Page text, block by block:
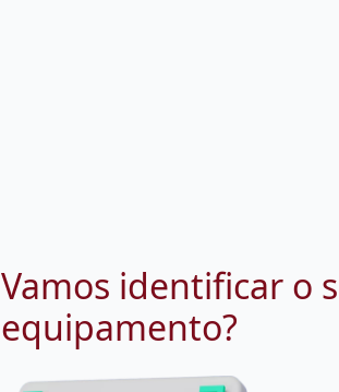
Vamos identificar o
equipamento?